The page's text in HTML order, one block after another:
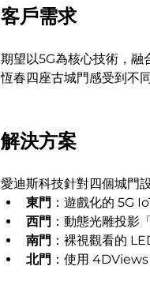
客戶需求
期望以5G為核心技術，融
恆春四座古城門感受到不
解決方案
愛迪斯科技針對四個城門
東門 ：遊戲化的 5G
西門 ：動態光雕投影
南門 ：裸視觀看的
北門 ：使用